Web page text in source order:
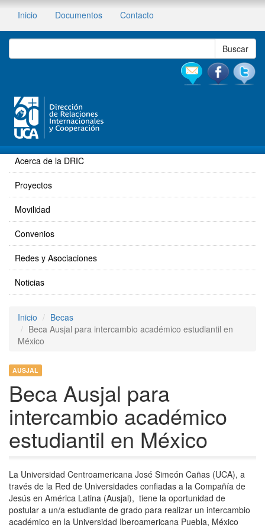
Inicio Documentos Contacto
Acerca de la DRIC
Proyectos
Movilidad
Convenios
Redes y Asociaciones
Noticias
Inicio
Becas
Beca Ausjal para intercambio académico estudiantil en
México
AUSJAL
Beca Ausjal para
intercambio académico
estudiantil en México
La Universidad Centroamericana José Simeón Cañas (UCA), a
través de la Red de Universidades confiadas a la Compañía de
Jesús en América Latina (Ausjal), tiene la oportunidad de
postular a un/a estudiante de grado para realizar un intercambio
académico en la Universidad Iberoamericana Puebla, México